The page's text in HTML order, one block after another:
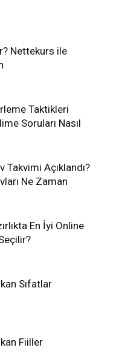
Nettekurs ile
Taktikleri
Soruları Nasıl
Takvimi Açıklandı?
Ne Zaman
En İyi Online
Sıfatlar
Fiiller